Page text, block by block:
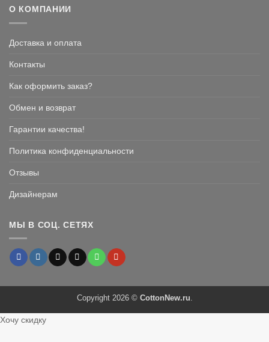
О КОМПАНИИ
Доставка и оплата
Контакты
Как оформить заказ?
Обмен и возврат
Гарантии качества!
Политика конфиденциальности
Отзывы
Дизайнерам
МЫ В СОЦ. СЕТЯХ
Copyright 2026 © CottonNew.ru.
Хочу скидку